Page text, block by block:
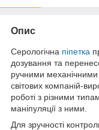
Опис
Серологічна піпетка
дозування та
ручними
світових компаній-
роботі з різними
маніпуляції з ними.
Для зручності